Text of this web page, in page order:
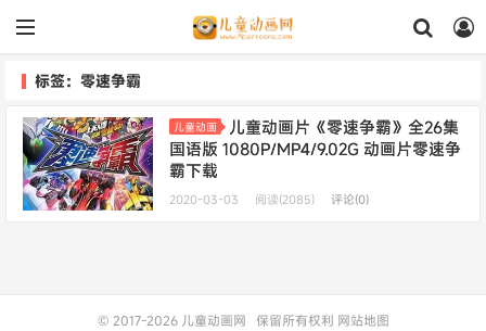
标签：零速争霸
儿童动画
儿童动画片《零速争霸》全26集
国语版 1080P/MP4/9.02G 动画片零速争
霸下载
2020-03-03 阅读(2085) 评论(0)
© 2017-2026 儿童动画网 保留所有权利 网站地图